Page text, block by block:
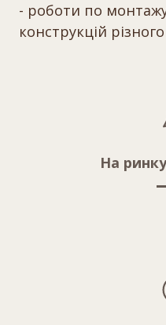
- роботи по
конструкцій
На